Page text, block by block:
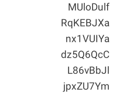
MUloDulf
RqKEBJXa
nx1VUIYa
dz5Q6QcC
L86vBbJl
jpxZU7Ym